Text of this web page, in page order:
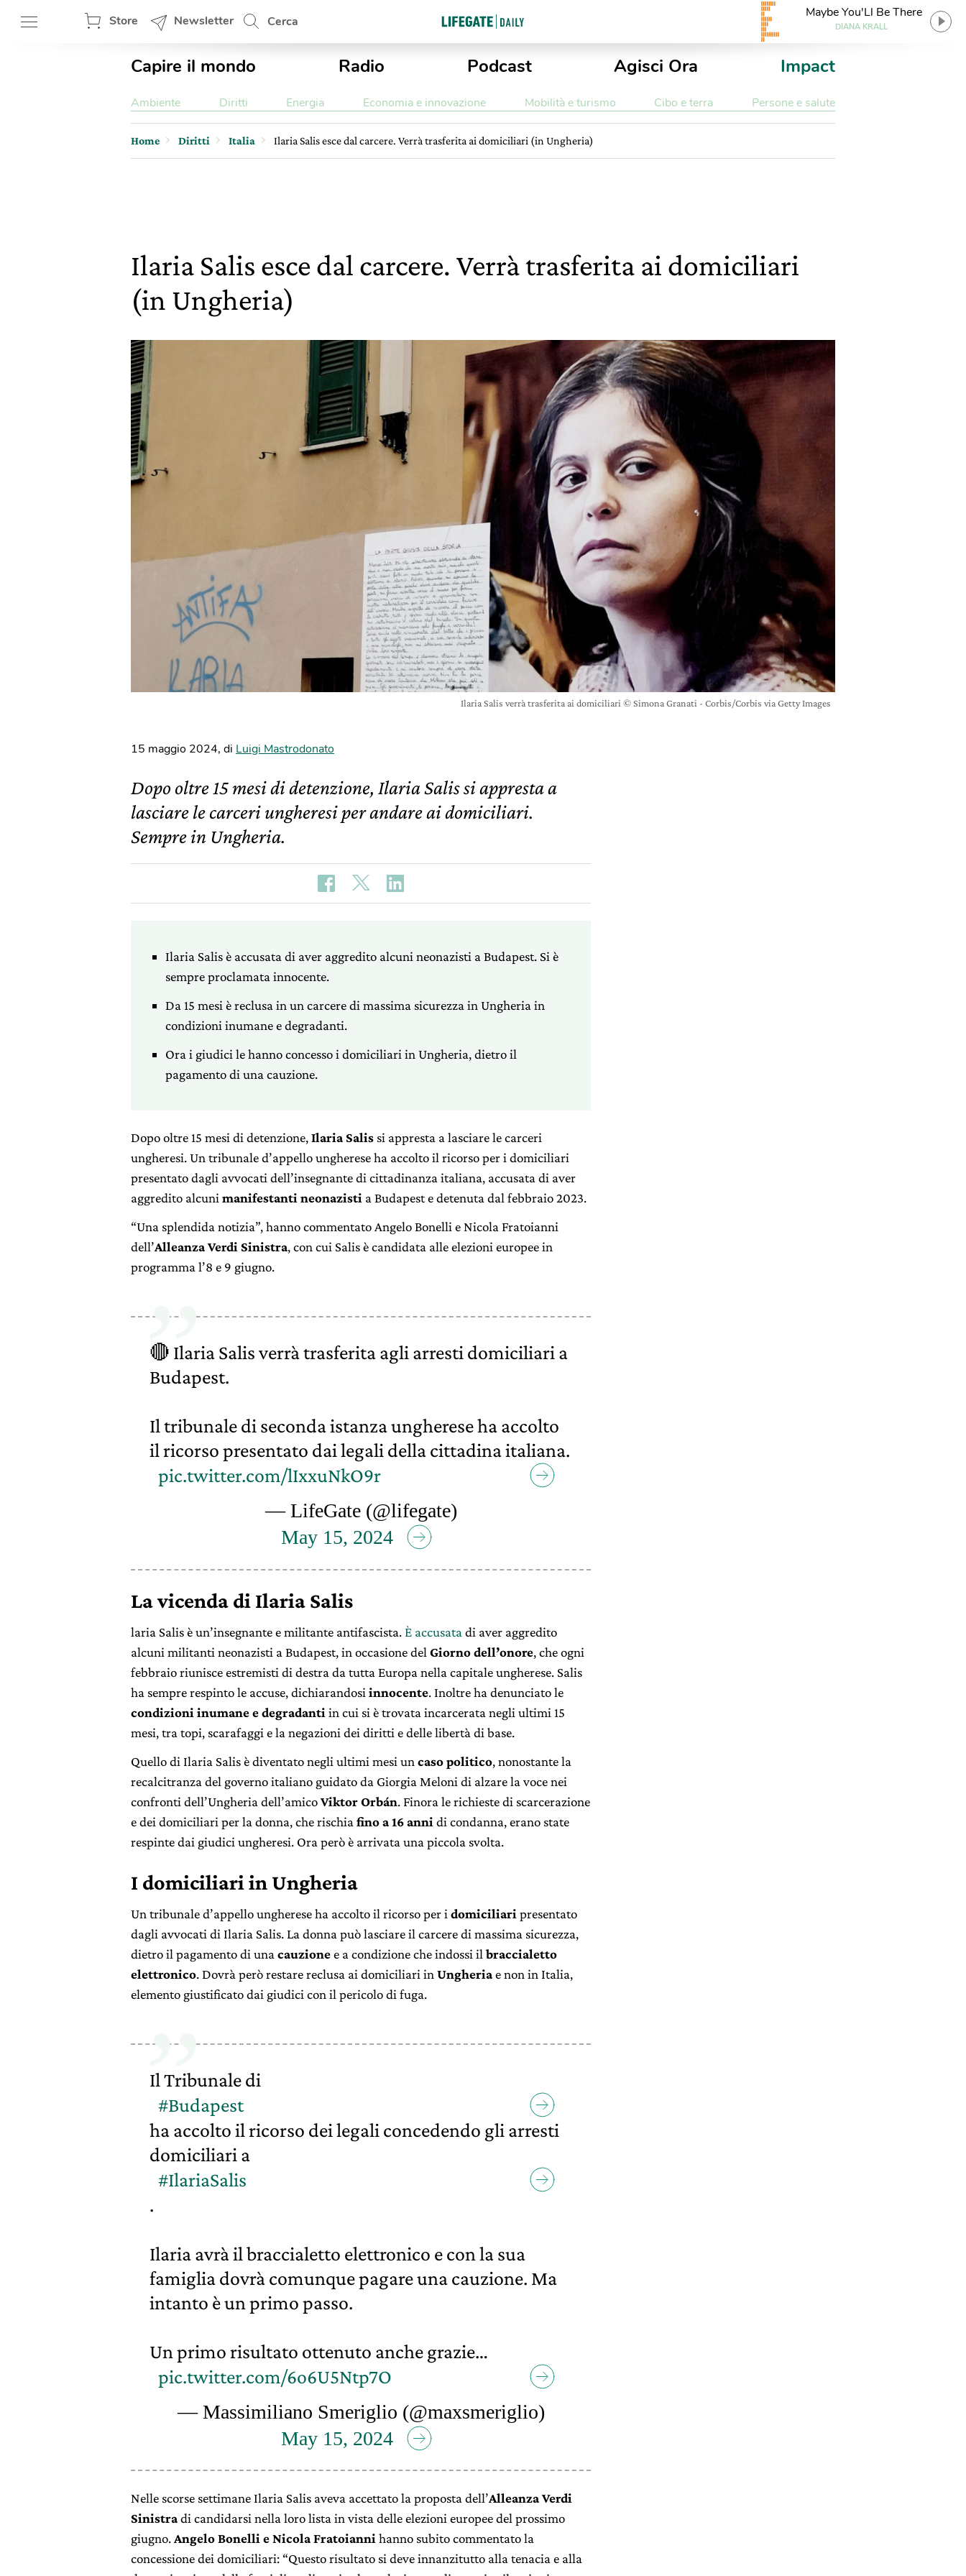
Store Newsletter Cerca
Maybe You'Ll Be There
DIANA KRALL
Capire il mondo Radio Podcast Agisci Ora Impact
Ambiente Diritti Energia Economia e innovazione Mobilità e turismo Cibo e terra Persone e salute
Home Diritti Italia Ilaria Salis esce dal carcere. Verrà trasferita ai domiciliari (in Ungheria)
Ilaria Salis esce dal carcere. Verrà trasferita ai domiciliari
(in Ungheria)
Ilaria Salis verrà trasferita ai domiciliari © Simona Granati - Corbis/Corbis via Getty Images
15 maggio 2024, di Luigi Mastrodonato
Dopo oltre 15 mesi di detenzione, Ilaria Salis si appresta a
lasciare le carceri ungheresi per andare ai domiciliari.
Sempre in Ungheria.
Ilaria Salis è accusata di aver aggredito alcuni neonazisti a Budapest. Si è
sempre proclamata innocente.
Da 15 mesi è reclusa in un carcere di massima sicurezza in Ungheria in
condizioni inumane e degradanti.
Ora i giudici le hanno concesso i domiciliari in Ungheria, dietro il
pagamento di una cauzione.
Dopo oltre 15 mesi di detenzione,Ilaria Salis si appresta a lasciare le carceri
ungheresi. Un tribunale d’appello ungherese ha accolto il ricorso per i domiciliari
presentato dagli avvocati dell’insegnante di cittadinanza italiana, accusata di aver
aggredito alcuni manifestanti neonazisti a Budapest e detenuta dal febbraio 2023.
“Una splendida notizia”, hanno commentato Angelo Bonelli e Nicola Fratoianni
dell’Alleanza Verdi Sinistra, con cui Salis è candidata alle elezioni europee in
programma l’8 e 9 giugno.
🔴 Ilaria Salis verrà trasferita agli arresti domiciliari a
Budapest.
Il tribunale di seconda istanza ungherese ha accolto
il ricorso presentato dai legali della cittadina italiana.
pic.twitter.com/lIxxuNkO9r
— LifeGate (@lifegate)
May 15, 2024
La vicenda di Ilaria Salis
laria Salis è un’insegnante e militante antifascista. È accusata di aver aggredito
alcuni militanti neonazisti a Budapest, in occasione del Giorno dell’onore, che ogni
febbraio riunisce estremisti di destra da tutta Europa nella capitale ungherese. Salis
ha sempre respinto le accuse, dichiarandosi innocente. Inoltre ha denunciato le
condizioni inumane e degradanti in cui si è trovata incarcerata negli ultimi 15
mesi, tra topi, scarafaggi e la negazioni dei diritti e delle libertà di base.
Quello di Ilaria Salis è diventato negli ultimi mesi un caso politico, nonostante la
recalcitranza del governo italiano guidato da Giorgia Meloni di alzare la voce nei
confronti dell’Ungheria dell’amicoViktor Orbán. Finora le richieste di scarcerazione
e dei domiciliari per la donna, che rischia fino a 16 anni di condanna, erano state
respinte dai giudici ungheresi. Ora però è arrivata una piccola svolta.
I domiciliari in Ungheria
Un tribunale d’appello ungherese ha accolto il ricorso per i domiciliari presentato
dagli avvocati di Ilaria Salis. La donna può lasciare il carcere di massima sicurezza,
dietro il pagamento di una cauzionee a condizione che indossi ilbraccialetto
elettronico. Dovrà però restare reclusa ai domiciliari in Ungheriae non in Italia,
elemento giustificato dai giudici con il pericolo di fuga.
Il Tribunale di
#Budapest
ha accolto il ricorso dei legali concedendo gli arresti
domiciliari a
#IlariaSalis
.
Ilaria avrà il braccialetto elettronico e con la sua
famiglia dovrà comunque pagare una cauzione. Ma
intanto è un primo passo.
Un primo risultato ottenuto anche grazie…
pic.twitter.com/6o6U5Ntp7O
— Massimiliano Smeriglio (@maxsmeriglio)
May 15, 2024
Nelle scorse settimane Ilaria Salis aveva accettato la proposta dell’Alleanza Verdi
Sinistradi candidarsi nella loro lista in vista delle elezioni europee del prossimo
giugno.Angelo Bonelli e Nicola Fratoianni hanno subito commentato la
concessione dei domiciliari: “Questo risultato si deve innanzitutto alla tenacia e alla